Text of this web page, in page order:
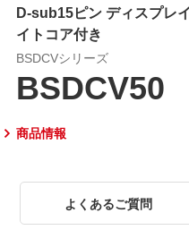
D-sub15ピン ディスプレ
イトコア付き
BSDCVシリーズ
BSDCV50
商品情報
よくあるご質問